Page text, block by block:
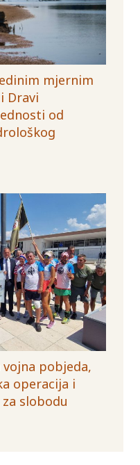
mjernim
Dravi
od
pobjeda,
operacija i
slobodu